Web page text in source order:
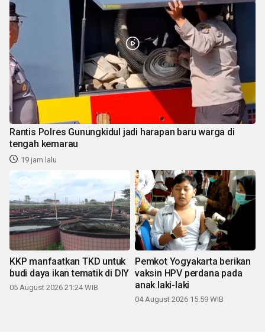
Rantis Polres Gunungkidul jadi harapan baru warga di
tengah kemarau
19 jam lalu
KKP manfaatkan TKD untuk
budi daya ikan tematik di DIY
05 August 2026 21:24 WIB
Pemkot Yogyakarta berikan
vaksin HPV perdana pada
anak laki-laki
04 August 2026 15:59 WIB